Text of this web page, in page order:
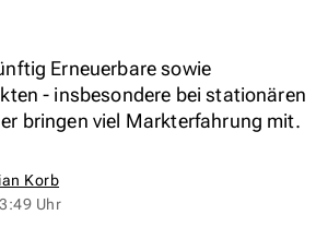
Erneuerbare sowie
- insbesondere bei stationären
bringen viel Markterfahrung mit.
Korb
Uhr